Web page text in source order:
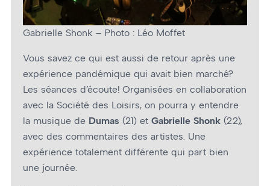
Gabrielle Shonk – Photo : Léo Moffet
Vous savez ce qui est aussi de retour après une
expérience pandémique qui avait bien marché?
Les séances d’écoute! Organisées en collaboration
avec la Société des Loisirs, on pourra y entendre
la musique de Dumas (21) et Gabrielle Shonk (22),
avec des commentaires des artistes. Une
expérience totalement différente qui part bien
une journée.